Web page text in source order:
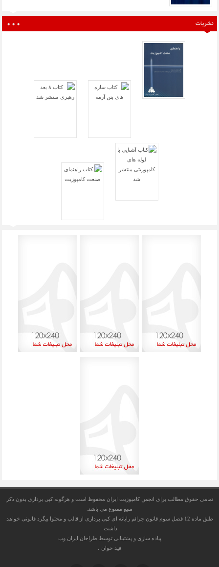
نشریات
تمامی حقوق مطالب برای انجمن کامپوزیت ایران محفوظ است و هرگونه کپی برداری بدون ذکر
منبع ممنوع می باشد.
طبق ماده 12 فصل سوم قانون جرائم رایانه ای کپی برداری از قالب و محتوا پیگرد قانونی خواهد
داشت.
پیاده سازی و پشتیبانی توسط طراحان ایران وب
فید خوان ،